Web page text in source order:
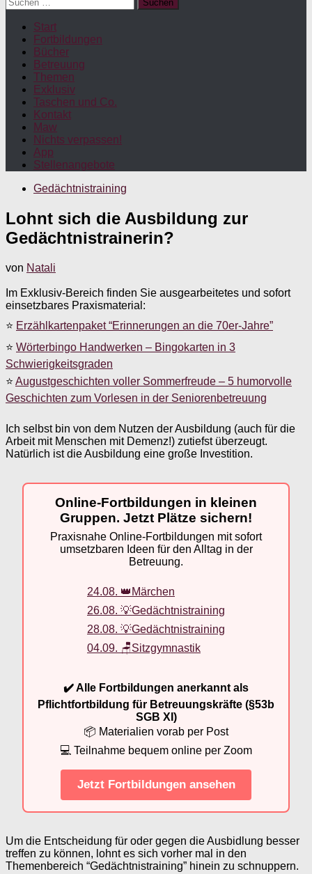
nach:
Start
Fortbildungen
Bücher
Betreuung
Themen
Exklusiv
Taschen und Co.
Kontakt
Maw
Nichts verpassen!
App
Stellenangebote
Gedächtnistraining
Lohnt sich die Ausbildung zur
Gedächtnistrainerin?
von Natali
Im Exklusiv-Bereich finden Sie ausgearbeitetes und sofort
einsetzbares Praxismaterial:
⭐ Erzählkartenpaket “Erinnerungen an die 70er-Jahre”
⭐ Wörterbingo Handwerken – Bingokarten in 3
Schwierigkeitsgraden
⭐ Augustgeschichten voller Sommerfreude – 5 humorvolle
Geschichten zum Vorlesen in der Seniorenbetreuung
Ich selbst bin von dem Nutzen der Ausbildung (auch für die
Arbeit mit Menschen mit Demenz!) zutiefst überzeugt.
Natürlich ist die Ausbildung eine große Investition.
Online-Fortbildungen in kleinen
Gruppen. Jetzt Plätze sichern!
Praxisnahe Online-Fortbildungen mit sofort
umsetzbaren Ideen für den Alltag in der
Betreuung.
24.08. 👑Märchen
26.08. 💡Gedächtnistraining
28.08. 💡Gedächtnistraining
04.09. 🪑Sitzgymnastik
✔️ Alle Fortbildungen anerkannt als
Pflichtfortbildung für Betreuungskräfte (§53b
SGB XI)
📦 Materialien vorab per Post
💻 Teilnahme bequem online per Zoom
Jetzt Fortbildungen ansehen
Um die Entscheidung für oder gegen die Ausbidlung besser
treffen zu können, lohnt es sich vorher mal in den
Themenbereich “Gedächtnistraining” hinein zu schnuppern.